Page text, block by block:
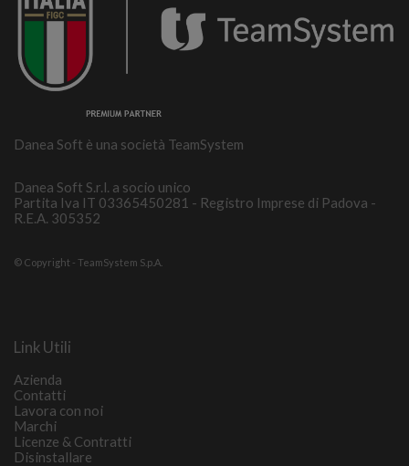
Danea Soft è una società TeamSystem
Danea Soft S.r.l. a socio unico
Partita Iva IT 03365450281 - Registro Imprese di Padova -
R.E.A. 305352
© Copyright - TeamSystem S.p.A.
Link Utili
Azienda
Contatti
Lavora con noi
Marchi
Licenze & Contratti
Disinstallare